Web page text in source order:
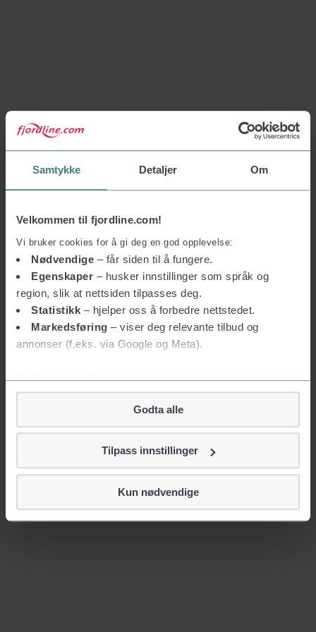
Samtykke Detaljer Om
Velkommen til fjordline.com!
Vi bruker cookies for å gi deg en god opplevelse:
Nødvendige – får siden til å fungere.
Egenskaper – husker innstillinger som språk og
region, slik at nettsiden tilpasses deg.
Statistikk – hjelper oss å forbedre nettstedet.
Markedsføring – viser deg relevante tilbud og
annonser (f.eks. via Google og Meta).
Vil du vite mer?
Om informasjonskapsler
Googles retningslinjer for personvern
Vi tar ditt personvern på alvor
identifiserer deg, som navn eller telefonnummer.
Godta alle
Tilpass innstillinger
Kun nødvendige